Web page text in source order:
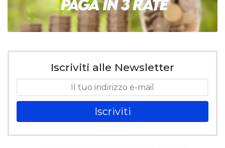
Iscriviti alle Newsletter
Iscriviti